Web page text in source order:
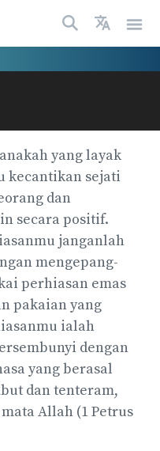
yang layak
kecantikan sejati
dan
secara positif.
janganlah
mengepang-
perhiasan emas
pakaian yang
ialah
dengan
yang berasal
dan tenteram,
Allah (1 Petrus